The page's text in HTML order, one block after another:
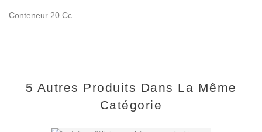
Conteneur 20 Cc
5 Autres Produits Dans La Même
Catégorie